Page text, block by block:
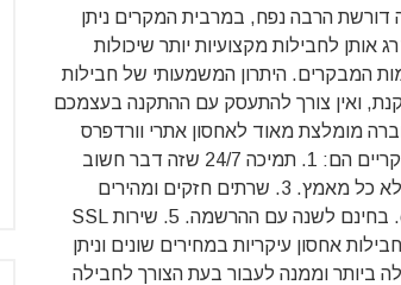
דורשת הרבה נפח, במרבית המקרים ניתן
אותן לחבילות מקצועיות יותר שיכולות
המבקרים. היתרון המשמעותי של חבילות
ואין צורך להתעסק עם ההתקנה בעצמכם
מומלצת מאוד לאחסון אתרי וורדפרס
האמריקאית. היתרונות שלה הם רבים, אך העיקריים הם: 1. תמיכה 24/7 שזה דבר חשוב
מאוד בעולם אחסון האתרים. 2. התקנת וורדפרס בלחיצת כפתור אחת ללא כל מאמץ. 3. שרתים חזקים ומהירים
לגלישה מכל העולם (כולל גלישה מהירה מאוד מישראל). 4. דומיין com. בחינם לשנה עם ההרשמה. 5. שירות SSL
אחסון עיקריות במחירים שונים וניתן
ביותר וממנה לעבור בעת הצורך לחבילה